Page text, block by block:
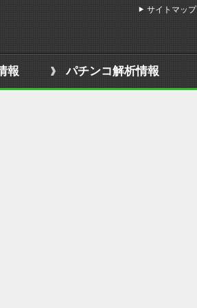
報 パチンコ解析情報
サイトマップ